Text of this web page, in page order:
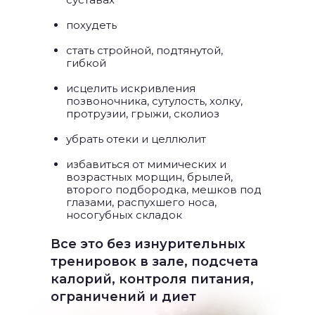
похудеть
стать стройной, подтянутой,
гибкой
исцелить искривления
позвоночника, сутулость, холку,
протрузии, грыжи, сколиоз
убрать отеки и целлюлит
избавиться от мимических и
возрастных морщин, брылей,
второго подбородка, мешков под
глазами, распухшего носа,
носогубных складок
Все это без изнурительных
тренировок в зале, подсчета
калорий, контроля питания,
ограничений и диет